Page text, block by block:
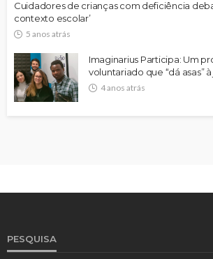
Cuidadores de crianças com deficiência
contexto escolar’
5 anos atrás
Imaginarius Participa: Um
voluntariado que “dá asas”
4 anos atrás
PESQUISA